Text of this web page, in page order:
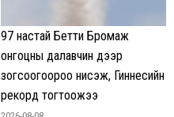
97 настай Бетти Бромаж
онгоцны далавчин дээр
зогсоогоороо нисэж, Гиннесийн
рекорд тогтоожээ